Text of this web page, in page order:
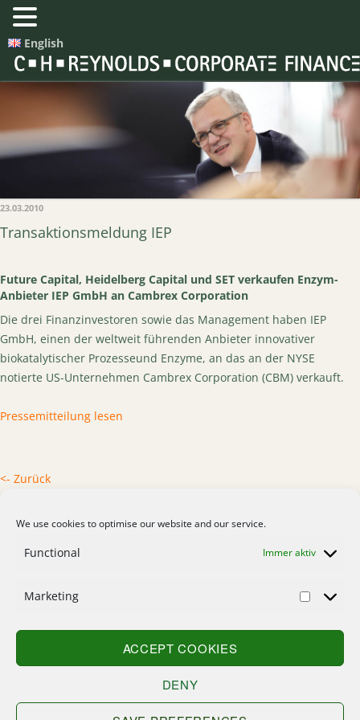
We use cookies to optimise our website and our service.
Functional Immer aktiv
Marketing
ACCEPT COOKIES
DENY
English
23.03.2010
Transaktionsmeldung IEP
Future Capital, Heidelberg Capital und SET verkaufen Enzym-
Anbieter IEP GmbH an Cambrex Corporation
Die drei Finanzinvestoren sowie das Management haben IEP
GmbH, einen der weltweit führenden Anbieter innovativer
biokatalytischer Prozesseund Enzyme, an das an der NYSE
notierte US-Unternehmen Cambrex Corporation (CBM) verkauft.
Pressemitteilung lesen
<- Zurück
Suche